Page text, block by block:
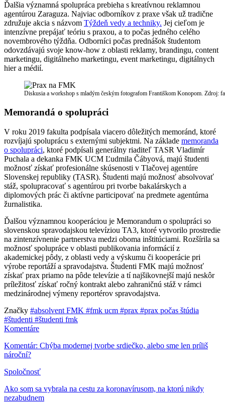
Ďalšia významná spolupráca prebieha s kreatívnou reklamnou
agentúrou Zaraguza. Najviac odborníkov z praxe však už tradične
združuje akcia s názvom Týždeň vedy a techniky. Jej cieľom je
intenzívne prepájať teóriu s praxou, a to počas jedného celého
novembrového týždňa. Odborníci počas prednášok študentom
odovzdávajú svoje know-how z oblasti reklamy, brandingu, content
marketingu, digitálneho marketingu, event marketingu, digitálnych
hier a médií.
Diskusia a workshop s mladým českým fotografom Františkom Konopom. Zdroj:
Memorandá o spolupráci
V roku 2019 fakulta podpísala viacero dôležitých memoránd, ktoré
rozvíjajú spoluprácu s externými subjektmi. Na základe memoranda
o spolupráci, ktoré podpísali generálny riaditeľ TASR Vladimír
Puchala a dekanka FMK UCM Ľudmila Čábyová, majú študenti
možnosť získať profesionálne skúsenosti v Tlačovej agentúre
Slovenskej republiky (TASR). Študenti majú možnosť absolvovať
stáž, spolupracovať s agentúrou pri tvorbe bakalárskych a
diplomových prác či aktívne participovať na predmete agentúrna
žurnalistika.
Ďalšou významnou kooperáciou je Memorandum o spolupráci so
slovenskou spravodajskou televíziou TA3, ktoré vytvorilo prostredie
na zintenzívnenie partnerstva medzi oboma inštitúciami. Rozšírila sa
možnosť spolupráce v oblasti publikovania informácií z
akademickej pôdy, z oblasti vedy a výskumu či kooperácie pri
výrobe reportáží a spravodajstva. Študenti FMK majú možnosť
získať prax priamo na pôde televízie a tí najšikovnejší majú neskôr
príležitosť získať ročný kontrakt alebo zahraničnú stáž v rámci
medzinárodnej výmeny reportérov spravodajstva.
Značky #absolvent FMK #fmk ucm #prax #prax počas štúdia
#študenti #študenti fmk
Komentáre
Komentár: Chýba modernej tvorbe srdiečko, alebo sme len príliš
nároční?
Spoločnosť
Ako som sa vybrala na cestu za koronavírusom, na ktorú nikdy
nezabudnem